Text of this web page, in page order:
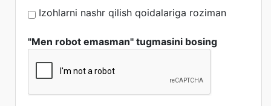
Izohlarni nashr qilish qoidalariga roziman
"Men robot emasman" tugmasini bosing